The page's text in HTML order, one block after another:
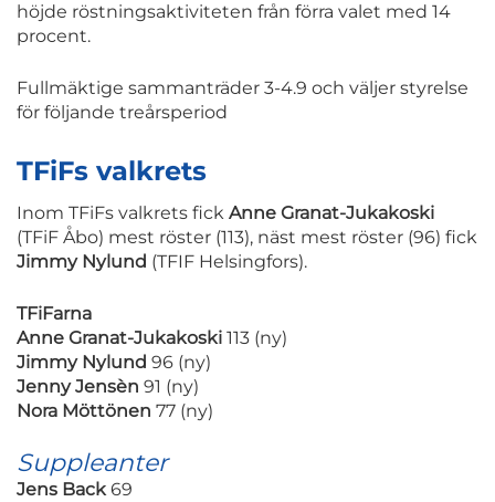
höjde röstningsaktiviteten från förra valet med 14
procent.
Fullmäktige sammanträder 3-4.9 och väljer styrelse
för följande treårsperiod
TFiFs valkrets
Inom TFiFs valkrets fick Anne Granat-Jukakoski
(TFiF Åbo) mest röster (113), näst mest röster (96) fick
Jimmy Nylund (TFIF Helsingfors).
TFiFarna
Anne Granat-Jukakoski 113 (ny)
Jimmy Nylund 96 (ny)
Jenny Jensèn 91 (ny)
Nora Möttönen 77 (ny)
Suppleanter
Jens Back69